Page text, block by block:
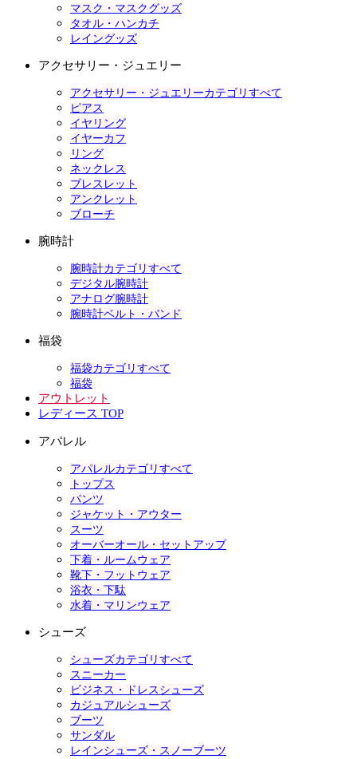
マスク・マスクグッズ
タオル・ハンカチ
レイングッズ
アクセサリー・ジュエリー
アクセサリー・ジュエリーカテゴリすべて
ピアス
イヤリング
イヤーカフ
リング
ネックレス
ブレスレット
アンクレット
ブローチ
腕時計
腕時計カテゴリすべて
デジタル腕時計
アナログ腕時計
腕時計ベルト・バンド
福袋
福袋カテゴリすべて
福袋
アウトレット
レディース TOP
アパレル
アパレルカテゴリすべて
トップス
パンツ
ジャケット・アウター
スーツ
オーバーオール・セットアップ
下着・ルームウェア
靴下・フットウェア
浴衣・下駄
水着・マリンウェア
シューズ
シューズカテゴリすべて
スニーカー
ビジネス・ドレスシューズ
カジュアルシューズ
ブーツ
サンダル
レインシューズ・スノーブーツ